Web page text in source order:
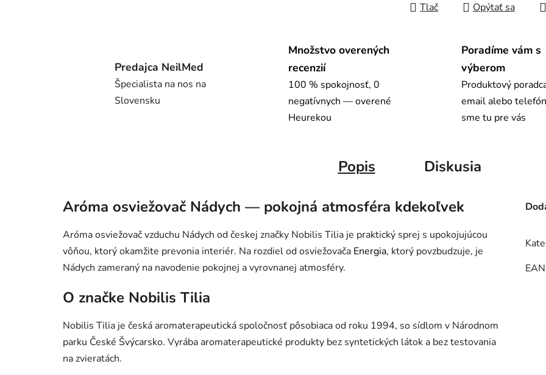
Tlač
Opýtať sa
Predajca NeilMed
Špecialista na nos na
Slovensku
Množstvo overených
recenzií
100 % spokojnosť, 0
negatívnych — overené
Heurekou
Poradíme vám s
výberom
Produktový
email alebo
sme tu pre vás
Popis Diskusia
Aróma osviežovač Nádych — pokojná atmosféra kdekoľvek
Aróma osviežovač vzduchu Nádych od českej značky Nobilis Tilia je praktický sprej s upokojujúcou
vôňou, ktorý okamžite prevonia interiér. Na rozdiel od osviežovača Energia, ktorý povzbudzuje, je
Nádych zameraný na navodenie pokojnej a vyrovnanej atmosféry.
O značke Nobilis Tilia
Nobilis Tilia je česká aromaterapeutická spoločnosť pôsobiaca od roku 1994, so sídlom v Národnom
parku České Švýcarsko. Vyrába aromaterapeutické produkty bez syntetických látok a bez testovania
na zvieratách.
EAN